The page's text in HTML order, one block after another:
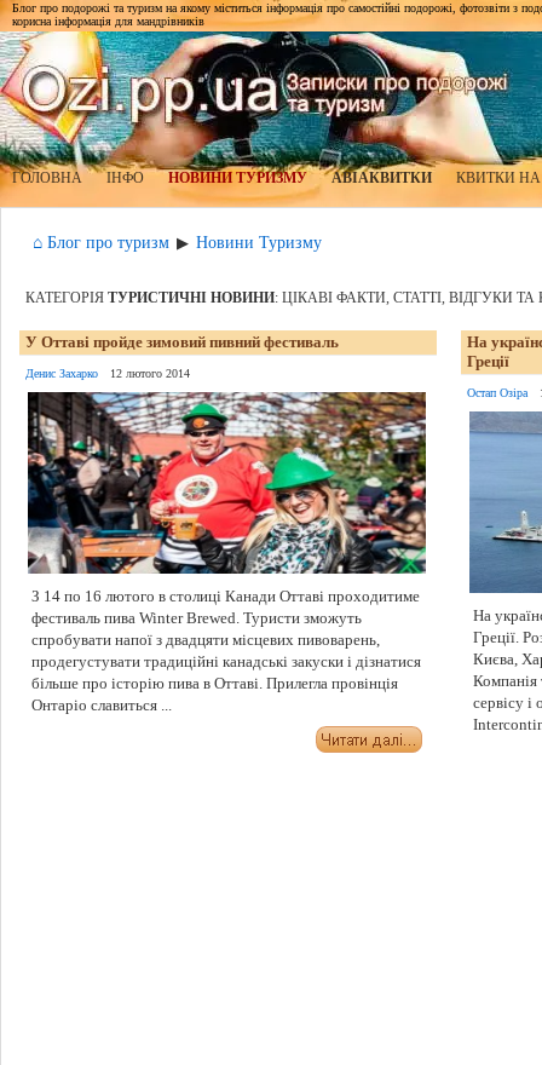
Блог про подорожі та туризм на якому міститься інформація про самостійні подорожі, фотозвіти з
корисна інформація для мандрівників
ГОЛОВНА ІНФО НОВИНИ ТУРИЗМУ АВІАКВИТКИ КВИТКИ
⌂ Блог про туризм ▶ Новини Туризму
КАТЕГОРІЯ ТУРИСТИЧНІ НОВИНИ: ЦІКАВІ ФАКТИ, СТАТТІ, ВІДГУКИ
У Оттаві пройде зимовий пивний фестиваль
Денис Захарко 12 лютого 2014
З 14 по 16 лютого в столиці Канади Оттаві проходитиме
фестиваль пива Winter Brewed. Туристи зможуть
спробувати напої з двадцяти місцевих пивоварень,
продегустувати традиційні канадські закуски і дізнатися
більше про історію пива в Оттаві. Прилегла провінція
Онтаріо славиться ...
На
Греції
Остап Озіра
На
Греції.
Києва,
Компанія
сервісу і